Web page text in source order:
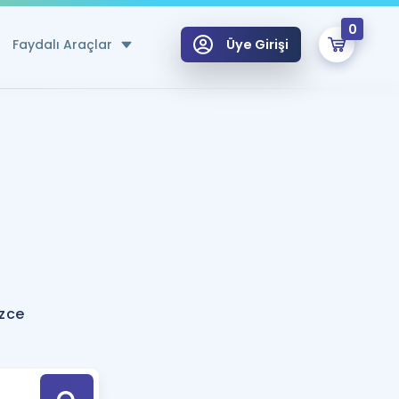
Faydalı Araçlar
Hesaplama Aracı
için Öneriler
Tek Takvimde
Üye Girişi
0